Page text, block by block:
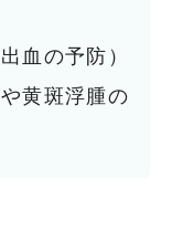
血の予防）
黄斑浮腫の